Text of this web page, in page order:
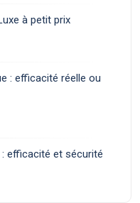
à petit prix
: efficacité réelle ou
efficacité et sécurité